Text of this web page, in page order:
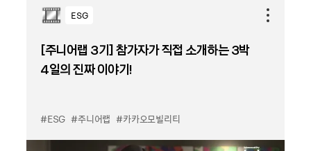
ESG
[주니어랩 3기] 참가자가 직접 소개하는 3박
4일의 진짜 이야기!
#ESG #주니어랩 #카카오모빌리티